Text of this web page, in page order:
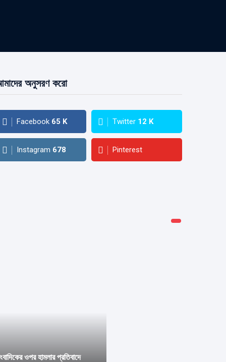
অনুসরণ করো
Facebook 65 K Twitter 12 K
Instagram 678 Pinterest
ওপর হামলার প্রতিবাদে